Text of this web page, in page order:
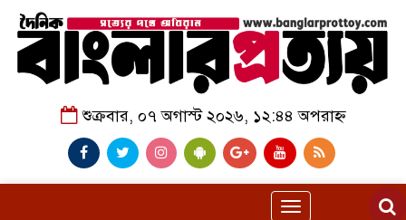
শুক্রবার, ০৭ অগাস্ট ২০২৬, ১২:৪৪ অপরাহ্ন
Toggle